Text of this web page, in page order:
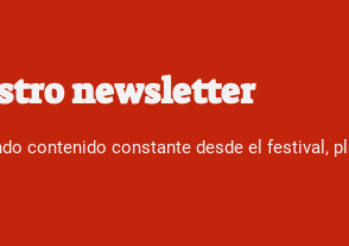
newsletter
contenido constante desde el festival,